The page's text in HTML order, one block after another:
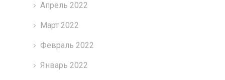
Апрель 2022
Март 2022
Февраль 2022
Январь 2022